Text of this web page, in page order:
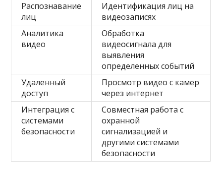
Распознавание
лиц
Идентификация лиц на
видеозаписях
Аналитика
видео
Обработка
видеосигнала для
выявления
определенных событий
Удаленный
доступ
Просмотр видео с камер
через интернет
Интеграция с
системами
безопасности
Совместная работа с
охранной
сигнализацией и
другими системами
безопасности